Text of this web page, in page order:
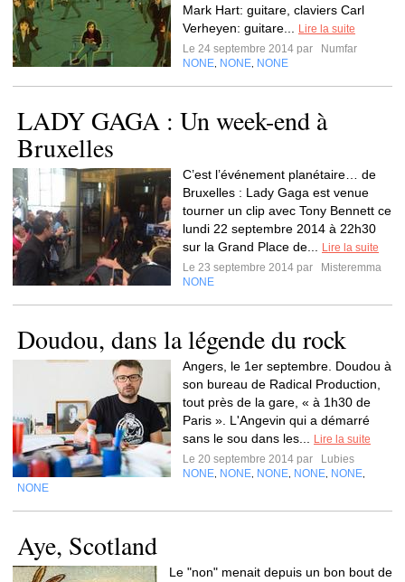
Mark Hart: guitare, claviers Carl
Verheyen: guitare...
Lire la suite
Le 24 septembre 2014 par
Numfar
NONE NONE NONE
LADY GAGA : Un week-end à
Bruxelles
C’est l’événement planétaire… de
Bruxelles : Lady Gaga est venue
tourner un clip avec Tony Bennett ce
lundi 22 septembre 2014 à 22h30
sur la Grand Place de...
Lire la suite
Le 23 septembre 2014 par
Misteremma
NONE
Doudou, dans la légende du rock
Angers, le 1er septembre. Doudou à
son bureau de Radical Production,
tout près de la gare, « à 1h30 de
Paris ». L'Angevin qui a démarré
sans le sou dans les...
Lire la suite
Le 20 septembre 2014 par
Lubies
NONE NONE NONE NONE NONE
NONE
Aye, Scotland
Le "non" menait depuis un bon bout de